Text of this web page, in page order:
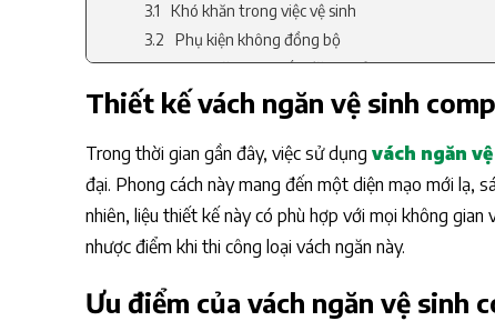
Khó khăn trong việc vệ sinh
Phụ kiện không đồng bộ
Khó khăn trong lắp đặt và bảo trì
Có nên thi công vách ngăn vệ sinh
Thiết kế vách ngăn vệ sinh
Trong thời gian gần đây, việc sử dụng vách ngăn
đại. Phong cách này mang đến một diện mạo mới lạ,
nhiên, liệu thiết kế này có phù hợp với mọi không
nhược điểm khi thi công loại vách ngăn này.
Ưu điểm của vách ngăn vệ sinh